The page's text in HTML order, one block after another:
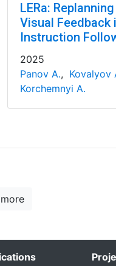
LERa:
Visual Feedback
Instruction
2025
Panov A., Kovalyov
Korchemnyi A.